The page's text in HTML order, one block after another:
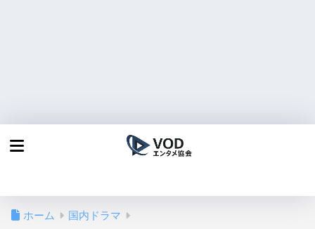
ホーム 国内ドラマ